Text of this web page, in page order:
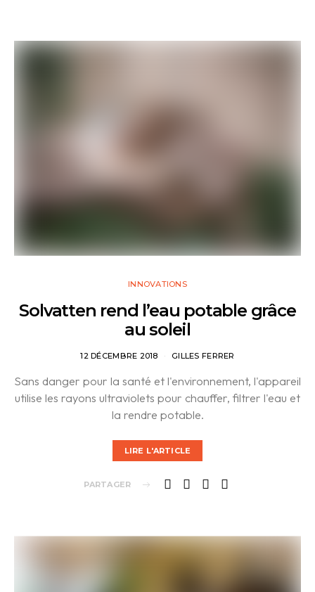
INNOVATIONS
Solvatten rend l’eau potable grâce
au soleil
12 DÉCEMBRE 2018 GILLES FERRER
Sans danger pour la santé et l'environnement, l'appareil
utilise les rayons ultraviolets pour chauffer, filtrer l'eau et
la rendre potable.
LIRE L'ARTICLE
PARTAGER